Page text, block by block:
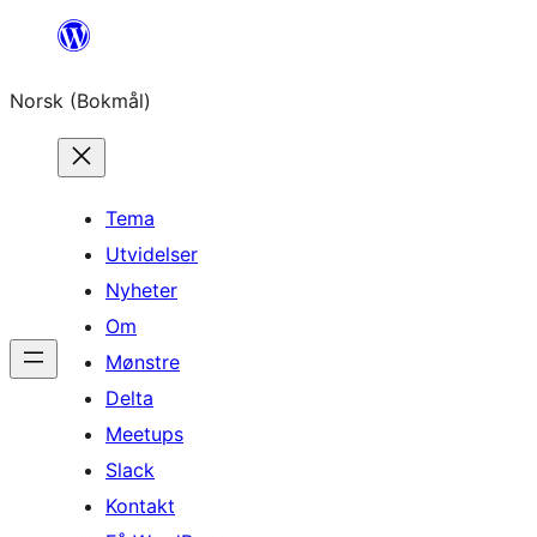
Hopp
innhold
Norsk (Bokmål)
Tema
Utvidelser
Nyheter
Om
Mønstre
Delta
Meetups
Slack
Kontakt